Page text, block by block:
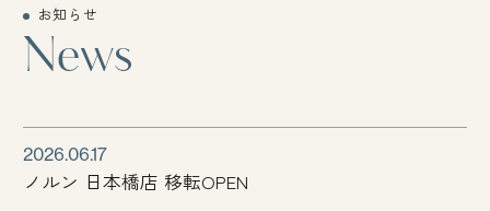
お知らせ
News
ノルン 日本橋店 移転OPEN
2026.06.17